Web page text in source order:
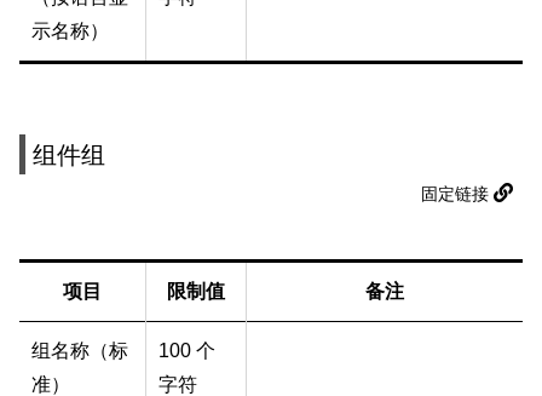
示名称）
组件组
固定链接
项目 限制值 备注
组名称（标
准）
100 个
字符